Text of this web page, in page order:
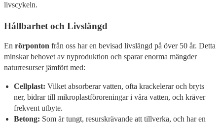
livscykeln.
Hållbarhet och Livslängd
En rörponton från oss har en bevisad livslängd på över 50 år. Detta
minskar behovet av nyproduktion och sparar enorma mängder
naturresurser jämfört med:
Cellplast: Vilket absorberar vatten, ofta krackelerar och bryts
ner, bidrar till mikroplastföroreningar i våra vatten, och kräver
frekvent utbyte.
Betong: Som är tungt, resurskrävande att tillverka, och har en